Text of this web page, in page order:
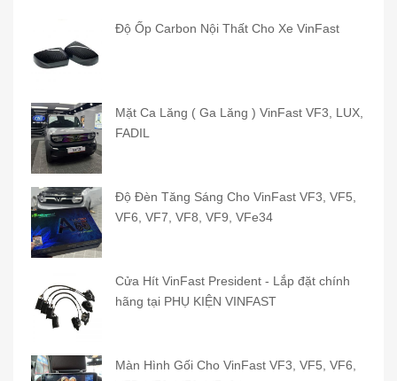
of 5
Độ Ốp Carbon Nội Thất Cho Xe VinFast
Mặt Ca Lăng ( Ga Lăng ) VinFast VF3, LUX,
FADIL
Độ Đèn Tăng Sáng Cho VinFast VF3, VF5,
VF6, VF7, VF8, VF9, VFe34
Cửa Hít VinFast President - Lắp đặt chính
hãng tại PHỤ KIỆN VINFAST
Màn Hình Gối Cho VinFast VF3, VF5, VF6,